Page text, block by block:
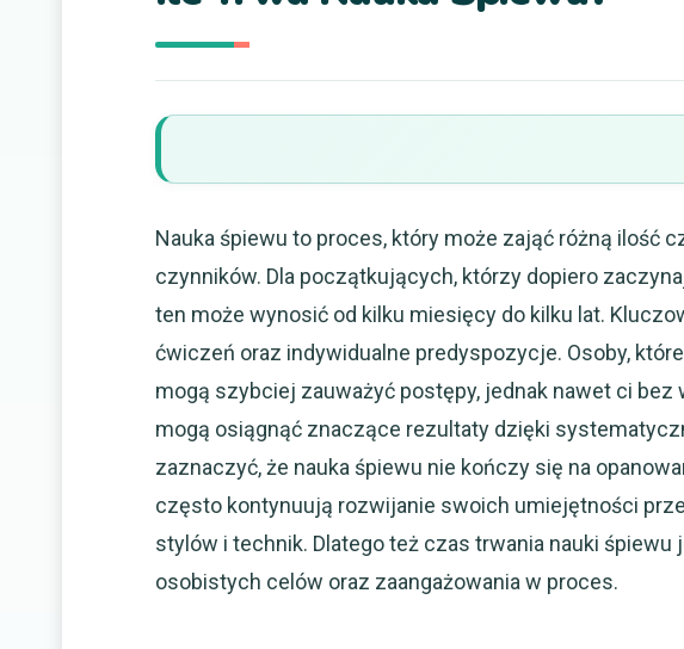
Nauka śpiewu to proces, który może zająć różną ilość
czynników. Dla początkujących, którzy dopiero
ten może wynosić od kilku miesięcy do kilku lat.
ćwiczeń oraz indywidualne predyspozycje. Osoby,
mogą szybciej zauważyć postępy, jednak nawet ci
mogą osiągnąć znaczące rezultaty dzięki
zaznaczyć, że nauka śpiewu nie kończy się na
często kontynuują rozwijanie swoich umiejętności
stylów i technik. Dlatego też czas trwania nauki
osobistych celów oraz zaangażowania w proces.